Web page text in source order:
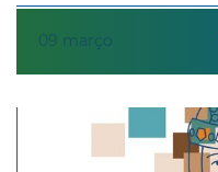
09 março